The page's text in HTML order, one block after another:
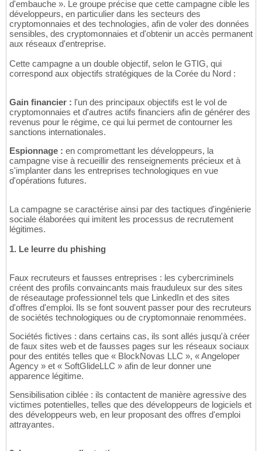
d'embauche ». Le groupe précise que cette campagne cible les
développeurs, en particulier dans les secteurs des
cryptomonnaies et des technologies, afin de voler des données
sensibles, des cryptomonnaies et d'obtenir un accès permanent
aux réseaux d'entreprise.
Cette campagne a un double objectif, selon le GTIG, qui
correspond aux objectifs stratégiques de la Corée du Nord :
Gain financier : l'un des principaux objectifs est le vol de
cryptomonnaies et d'autres actifs financiers afin de générer des
revenus pour le régime, ce qui lui permet de contourner les
sanctions internationales.
Espionnage : en compromettant les développeurs, la
campagne vise à recueillir des renseignements précieux et à
s'implanter dans les entreprises technologiques en vue
d'opérations futures.
La campagne se caractérise ainsi par des tactiques d'ingénierie
sociale élaborées qui imitent les processus de recrutement
légitimes.
1. Le leurre du phishing
Faux recruteurs et fausses entreprises : les cybercriminels
créent des profils convaincants mais frauduleux sur des sites
de réseautage professionnel tels que LinkedIn et des sites
d'offres d'emploi. Ils se font souvent passer pour des recruteurs
de sociétés technologiques ou de cryptomonnaie renommées.
Sociétés fictives : dans certains cas, ils sont allés jusqu'à créer
de faux sites web et de fausses pages sur les réseaux sociaux
pour des entités telles que « BlockNovas LLC », « Angeloper
Agency » et « SoftGlideLLC » afin de leur donner une
apparence légitime.
Sensibilisation ciblée : ils contactent de manière agressive des
victimes potentielles, telles que des développeurs de logiciels et
des développeurs web, en leur proposant des offres d'emploi
attrayantes.